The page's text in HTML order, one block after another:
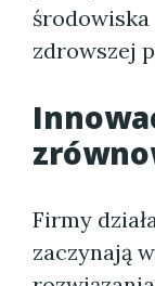
zdrowszej
Firmy
zaczynają